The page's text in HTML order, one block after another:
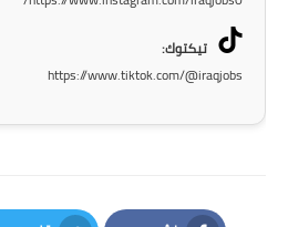
تيكتوك:
https://www.tiktok.com/@iraqjobs